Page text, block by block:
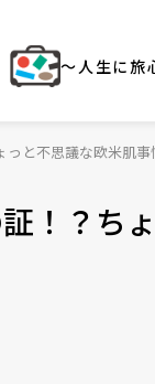
～人生に旅
っと不思議な欧米肌事
！？ち